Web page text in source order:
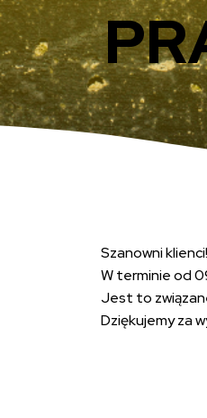
Szanowni klienci!
W terminie od
Jest to
Dziękujemy za